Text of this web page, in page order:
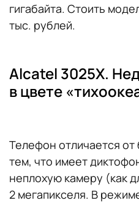
гигабайта. Стоить
тыс. рублей.
Alcatel 3025X.
в цвете
Телефон отличается
тем, что имеет
неплохую камеру (как
2 мегапикселя. В